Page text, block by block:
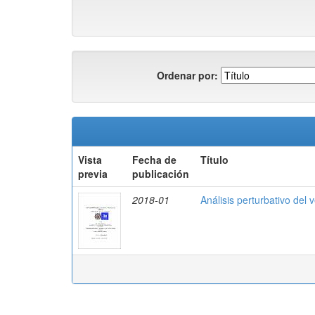
Ordenar por:
Vista
previa
Fecha de
publicación
Título
2018-01 Análisis perturbativo del